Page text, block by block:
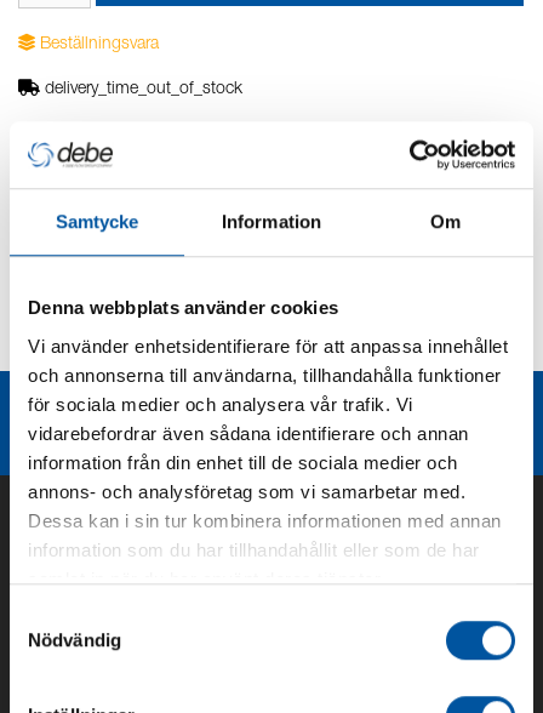
Samtycke Information Om
Denna webbplats använder cookies
Vi använder enhetsidentifierare för att anpassa innehållet
och annonserna till användarna, tillhandahålla funktioner
för sociala medier och analysera vår trafik. Vi
vidarebefordrar även sådana identifierare och annan
information från din enhet till de sociala medier och
annons- och analysföretag som vi samarbetar med.
Dessa kan i sin tur kombinera informationen med annan
information som du har tillhandahållit eller som de har
samlat in när du har använt deras tjänster.
Nödvändig
Beställningsvara
delivery_time_out_of_stock
Produktbeskrivning
Teknisk dokumentation
Liknande produktgrupper